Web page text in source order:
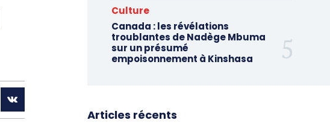
Culture
Canada : les révélations
troublantes de Nadège Mbuma
sur un présumé
empoisonnement à Kinshasa
Articles récents